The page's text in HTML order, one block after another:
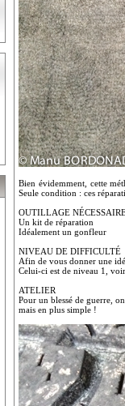
Bien évidemment, cette
Seule condition : ces
OUTILLAGE
Un kit de réparation
Idéalement un gonfleur
NIVEAU DE DIFFICULTÉ
Afin de vous donner une
Celui-ci est de niveau 1,
ATELIER
Pour un blessé de guerre,
mais en plus simple !